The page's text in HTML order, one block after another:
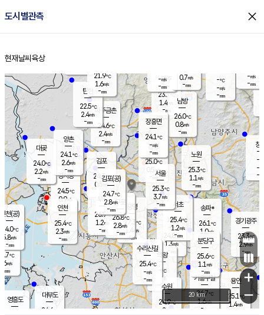
도시별관측 close
홈
현재날씨 육상
의도
℃
m/s
mm
영흥도
양주
23.7℃
1.4
-mm
과천
24.8℃
1.3m/s
- mm
용인
25.1℃
1.4m/s
경기광주
23.3℃
2.9m/s
-mm
대부도
24.6
경서동
24.5℃
0.9m/s
-mm
파주금촌
24.6℃
2.4m/s
-mm
-℃
-m/s
-mm
대곶
24.0℃
2.2m/s
-mm
창
-
-m/
-
탄현
22.5℃
2.4m/s
-mm
-m/s
-mm
의왕
- ℃
m/s
mm
김포
24.3℃
0.5 m/s
mm
광명
27.3 ℃
1.4 m/s
-mm
부천
26.9℃
1.2m/s
-mm
양촌
24.1℃
2.6m/s
-mm
구로
26.8℃
2.8m/s
-mm
은평
25.0℃
0.5 m/s
- mm
노원
25.3℃
1.1 m/s
-mm
송파*
26.1℃
1.0m/s
-mm
서초
25.4℃
1.2m/s
-mm
남방
26.0℃
0.8m/s
-mm
기흥구갈
24.7℃
1.6m/s
-
수리산길
25.4℃
-m/s
-mm
분당구
25.6℃
1.1 m/s
-mm
장흥면
24.1℃
-m/s
-mm
-m/s
-mm
인천(공)
24.0℃
5.8m/s
-mm
김포(공)
24.7℃
2.8m/s
-mm
수원
24.9℃
2 m/s
인천
25.4℃
2.3m/s
-mm
서울
25.3℃
3.7m/s
-mm
21.9℃
1.6m/s
-mm
0.7m/s
-mm
+
−
20 km